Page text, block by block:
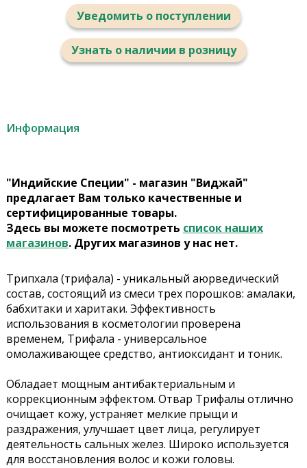
Уведомить о поступлении
Узнать о наличии в розницу
Информация
"Индийские Специи" - магазин "Виджай"
предлагает Вам только качественные и
сертифицированные товары.
Здесь вы можете посмотреть список наших
магазинов. Других магазинов у нас нет.
Трипхала (трифала) - уникальный аюрведический
состав, состоящий из смеси трех порошков: амалаки,
бабхитаки и харитаки. Эффективность
использования в косметологии проверена
временем, Трифала - универсальное
омолаживающее средство, антиоксидант и тоник.
Обладает мощным антибактериальным и
коррекционным эффектом. Отвар Трифалы отлично
очищает кожу, устраняет мелкие прыщи и
раздражения, улучшает цвет лица, регулирует
деятельность сальных желез. Широко используется
для восстановления волос и кожи головы.